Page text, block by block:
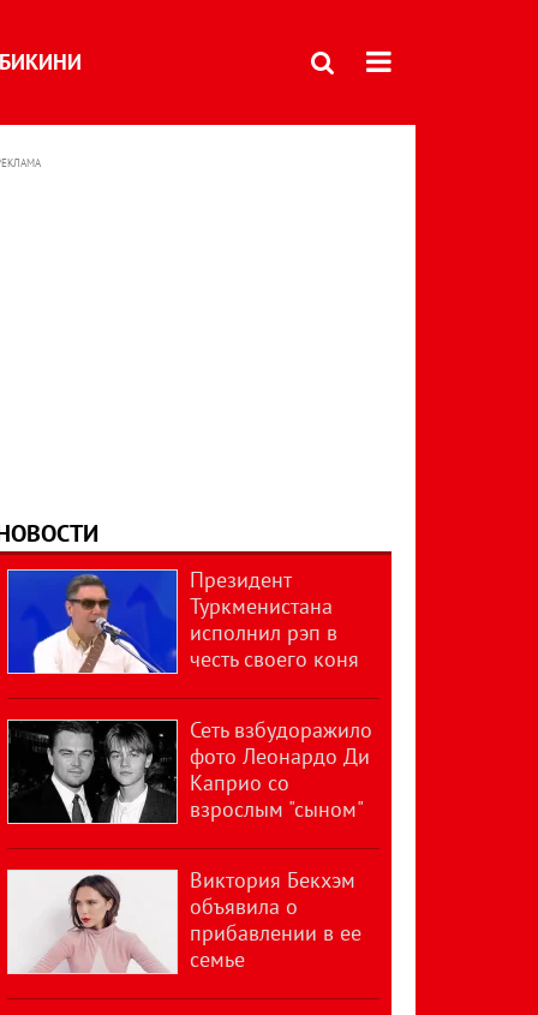
БИКИНИ
Президент
Туркменистана
исполнил рэп в
честь своего коня
Сеть взбудоражило
фото Леонардо Ди
Каприо со
взрослым "сыном"
Виктория Бекхэм
объявила о
прибавлении в ее
семье